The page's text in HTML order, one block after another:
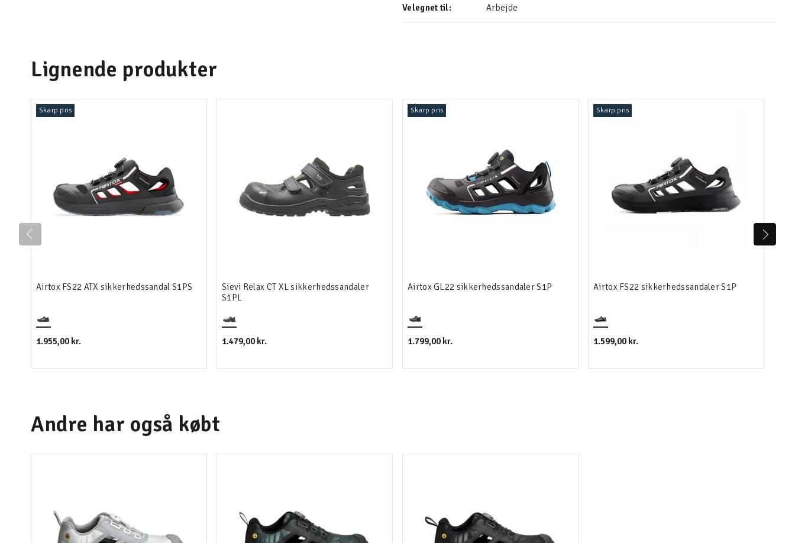
Velegnet til: Arbejde
Lignende produkter
Skarp pris
Airtox FS22 ATX sikkerhedssandal S1PS
1.955,00 kr.
Sievi Relax CT XL sikkerhedssandaler
S1PL
1.479,00 kr.
Skarp pris
Airtox GL22 sikkerhedssandaler S1P
1.799,00 kr.
Skarp pris
Airtox FS22 sikkerhedssandaler S1P
1.599,00 kr.
Andre har også købt